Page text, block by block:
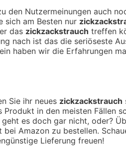
den Nutzermeinungen auch
sich am Besten nur
das zickzackstrauch treffen
nach ist das die seriöseste
haben wir die Erfahrungen
Sie ihr neues zickzackstrauch
in den meisten Fällen
es doch gar nicht, oder?
bei Amazon zu bestellen.
Lieferung freuen!